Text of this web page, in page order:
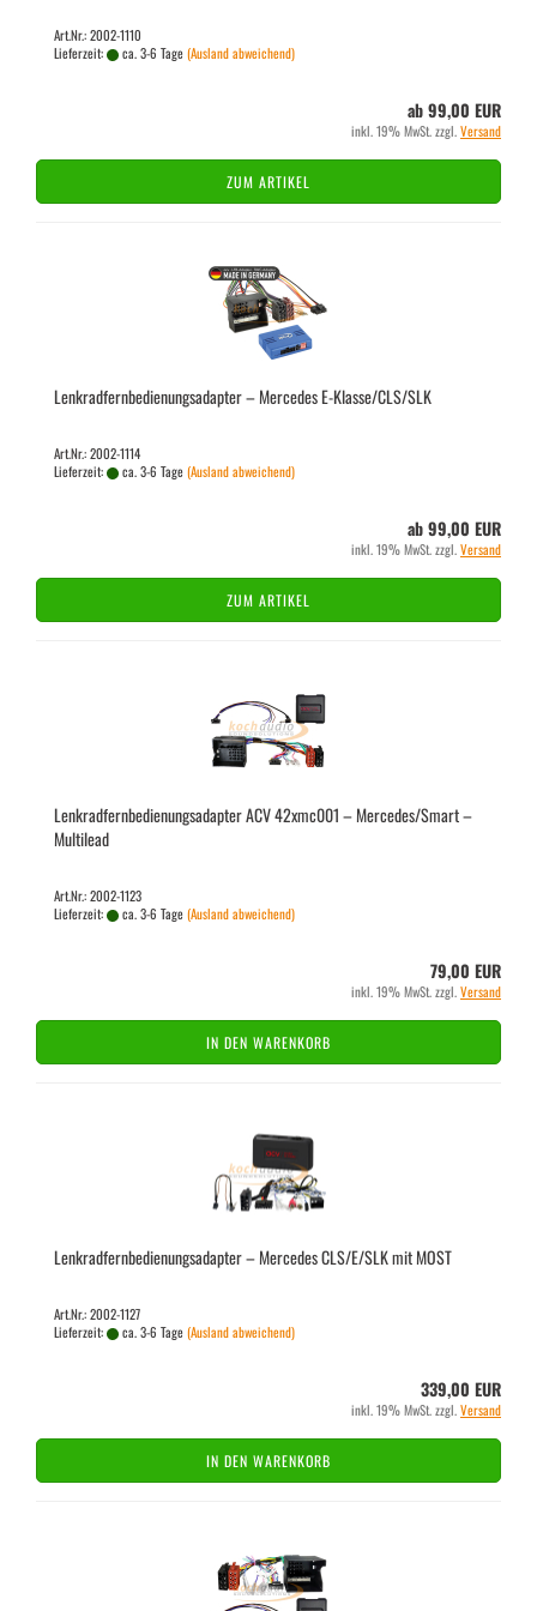
Art.Nr.: 2002-1110
Lieferzeit:
ca. 3-6 Tage(Ausland abweichend)
ab 99,00 EUR
inkl. 19% MwSt. zzgl.Versand
ZUM ARTIKEL
Lenk­rad­fern­be­die­nungs­ad­ap­ter – Mer­ce­des E-​Klas­se/CLS/SLK
Art.Nr.: 2002-1114
Lieferzeit:
ca. 3-6 Tage(Ausland abweichend)
ab 99,00 EUR
inkl. 19% MwSt. zzgl.Versand
ZUM ARTIKEL
Lenk­rad­fern­be­die­nungs­ad­ap­ter ACV 42xmc001 – Mer­ce­des/Smart –
Mul­ti­lead
Art.Nr.: 2002-1123
Lieferzeit:
ca. 3-6 Tage(Ausland abweichend)
79,00 EUR
inkl. 19% MwSt. zzgl.Versand
IN DEN WARENKORB
Lenk­rad­fern­be­die­nungs­ad­ap­ter – Mer­ce­des CLS/E/SLK mit MOST
Art.Nr.: 2002-1127
Lieferzeit:
ca. 3-6 Tage(Ausland abweichend)
339,00 EUR
inkl. 19% MwSt. zzgl.Versand
IN DEN WARENKORB